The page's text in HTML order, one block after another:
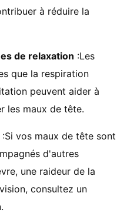
à réduire la
de relaxation :Les
que la respiration
peuvent aider à
les maux de tête.
:Si vos maux de tête sont
d'autres
une raideur de la
consultez un